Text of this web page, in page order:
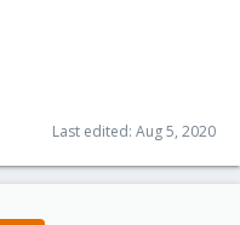
Last edited: Aug 5, 2020